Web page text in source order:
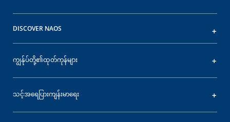
DISCOVER NAOS
ကျွန်ုပ်တို့၏ထုတ်ကုန်များ
သင့်အရေပြားကျန်းမာရေး